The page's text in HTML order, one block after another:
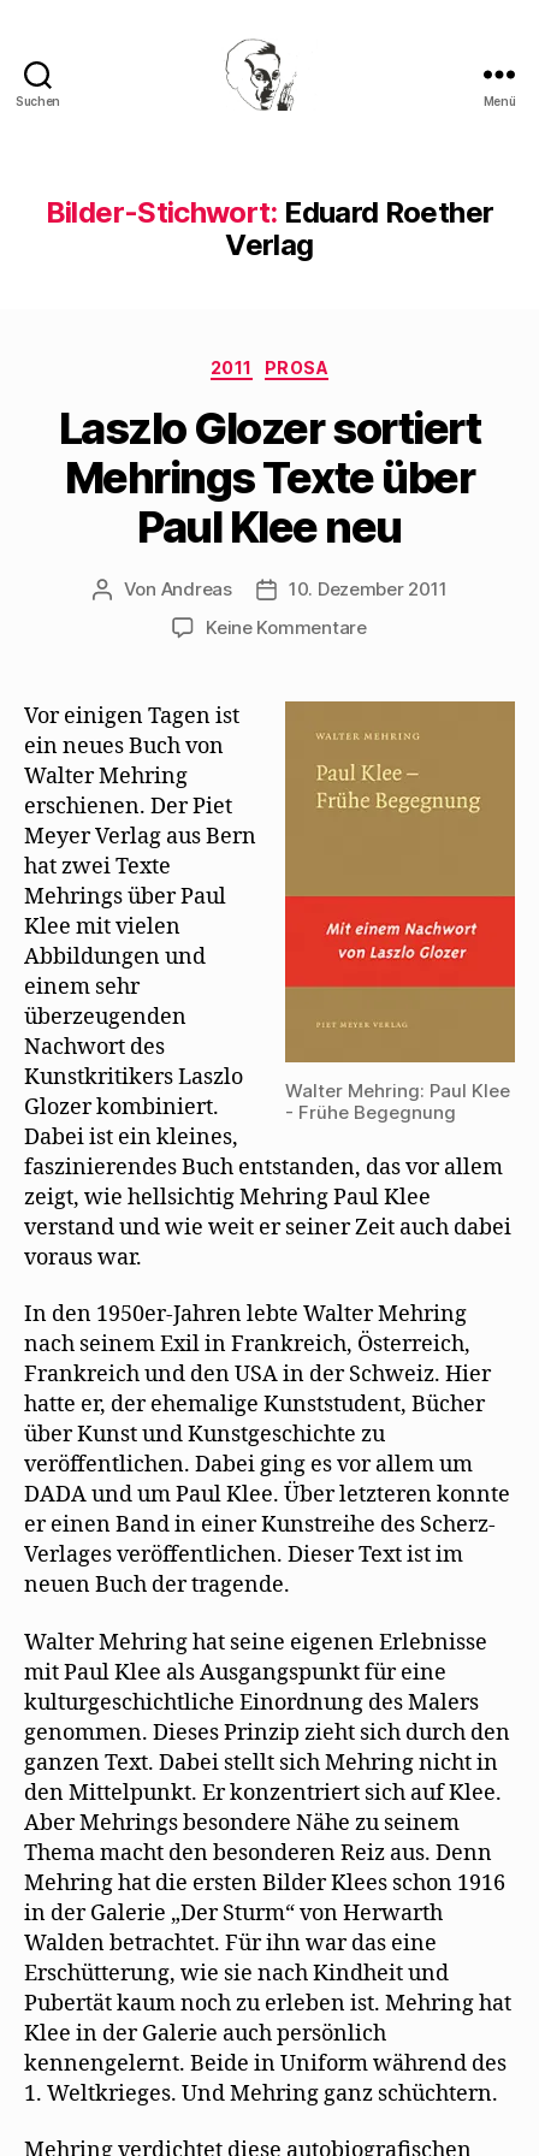
Suchen Menü
Bilder-Stichwort: Eduard Roether
Verlag
Kategorien
2011 PROSA
Laszlo Glozer sortiert
Mehrings Texte über
Paul Klee neu
Beitragsautor
Von Andreas Beitragsdatum
10. Dezember 2011
Keine Kommentarezu
sortiert
Mehrings
über
Paul
Walter Mehring: Paul Klee
- Frühe Begegnung
Vor einigen Tagen ist
ein neues Buch von
Walter Mehring
erschienen. Der Piet
Meyer Verlag aus Bern
hat zwei Texte
Mehrings über Paul
Klee mit vielen
Abbildungen und
einem sehr
überzeugenden
Nachwort des
Kunstkritikers Laszlo
Glozer kombiniert.
Dabei ist ein kleines,
faszinierendes Buch entstanden, das vor allem
zeigt, wie hellsichtig Mehring Paul Klee
verstand und wie weit er seiner Zeit auch dabei
voraus war.
In den 1950er-Jahren lebte Walter Mehring
nach seinem Exil in Frankreich, Österreich,
Frankreich und den USA in der Schweiz. Hier
hatte er, der ehemalige Kunststudent, Bücher
über Kunst und Kunstgeschichte zu
veröffentlichen. Dabei ging es vor allem um
DADA und um Paul Klee. Über letzteren konnte
er einen Band in einer Kunstreihe des Scherz-
Verlages veröffentlichen. Dieser Text ist im
neuen Buch der tragende.
Walter Mehring hat seine eigenen Erlebnisse
mit Paul Klee als Ausgangspunkt für eine
kulturgeschichtliche Einordnung des Malers
genommen. Dieses Prinzip zieht sich durch den
ganzen Text. Dabei stellt sich Mehring nicht in
den Mittelpunkt. Er konzentriert sich auf Klee.
Aber Mehrings besondere Nähe zu seinem
Thema macht den besonderen Reiz aus. Denn
Mehring hat die ersten Bilder Klees schon 1916
in der Galerie „Der Sturm“ von Herwarth
Walden betrachtet. Für ihn war das eine
Erschütterung, wie sie nach Kindheit und
Pubertät kaum noch zu erleben ist. Mehring hat
Klee in der Galerie auch persönlich
kennengelernt. Beide in Uniform während des
1. Weltkrieges. Und Mehring ganz schüchtern.